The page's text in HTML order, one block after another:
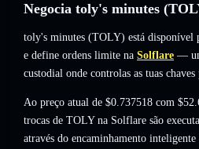
Negocia toly's minutes
toly's minutes (TOLY) está disponível
e define ordens limite na Solflare —
custodial onde controlas as tuas chaves
Ao preço atual de $0.737518 com
trocas de TOLY na Solflare são
através do encaminhamento inteligente